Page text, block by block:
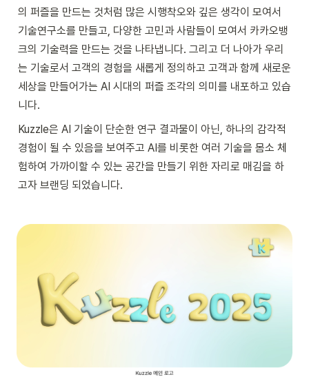
의 퍼즐을 만드는 것처럼 많은 시행착오와 깊은 생각이 모여서
기술연구소를 만들고, 다양한 고민과 사람들이 모여서 카카오뱅
크의 기술력을 만드는 것을 나타냅니다. 그리고 더 나아가 우리
는 기술로서 고객의 경험을 새롭게 정의하고 고객과 함께 새로운
세상을 만들어가는 AI 시대의 퍼즐 조각의 의미를 내포하고 있습
니다.
Kuzzle은 AI 기술이 단순한 연구 결과물이 아닌, 하나의 감각적
경험이 될 수 있음을 보여주고 AI를 비롯한 여러 기술을 몸소 체
험하여 가까이할 수 있는 공간을 만들기 위한 자리로 매김을 하
고자 브랜딩 되었습니다.